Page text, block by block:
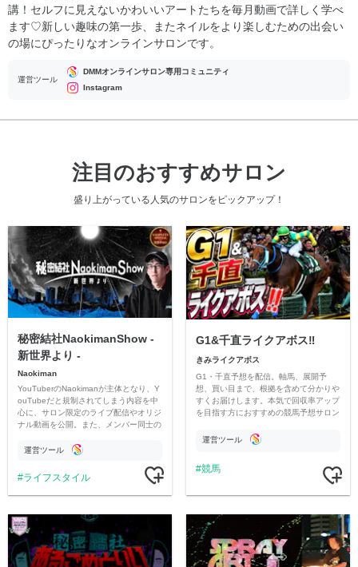
講！セルフに見えないかわいいアートたちを毎月動画で詳しく学べ
ます♡新しい趣味の第一歩、またネイルをより楽しむための出会い
の場にぴったりなオンラインサロンです。
運営ツール
DMMオンラインサロン専用コミュニティ
Instagram
注目のおすすめサロン
盛り上がっている人気のサロンをピックアップ！
秘密結社NaokimanShow -
新世界より -
Naokiman
YouTuberのNaokimanが主体となり、Y
ouTubeだと規制されてしまう内容を中
心に、サロン限定のライブ配信やオリジ
ナル動画を公開。また、メンバー同士の
ただいています。
運営ツール
ライフスタイル
G1&千直ライクアボス‼️
きみライクアボス
G1・千直予想を配信。軸馬、展開予
想、買い目まで、根拠を含めて分かりや
すくお届けします。本気で回収率アップ
を目指す方におすすめの競馬予想サロン
運営ツール
競馬